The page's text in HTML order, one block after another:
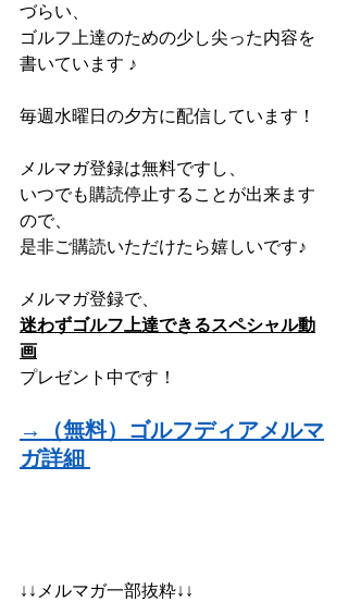
づらい、
ゴルフ上達のための少し尖った内容を
書いています ♪
毎週水曜日の夕方に配信しています！
メルマガ登録は無料ですし、
いつでも購読停止することが出来ます
ので、
是非ご購読いただけたら嬉しいです♪
メルマガ登録で、
迷わずゴルフ上達できるスペシャル動
画
プレゼント中です！
→（無料）ゴルフディアメルマ
ガ詳細
↓↓メルマガ一部抜粋↓↓